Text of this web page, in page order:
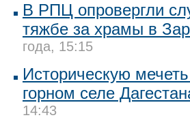
В РПЦ опровергли
тяжбе за храмы в
года, 15:15
Историческую
горном селе
14:43